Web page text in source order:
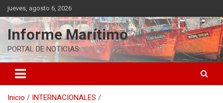
Saltar
al
contenido
jueves, agosto 6, 2026
Informe Marítimo
PORTAL DE NOTICIAS
Inicio
INTERNACIONALES